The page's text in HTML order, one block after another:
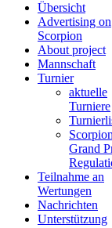
Übersicht
Advertising on
Scorpion
About project
Mannschaft
Turnier
aktuelle
Turniere
Scorpion
Grand
Teilnahme an
Wertungen
Nachrichten
Unterstützung